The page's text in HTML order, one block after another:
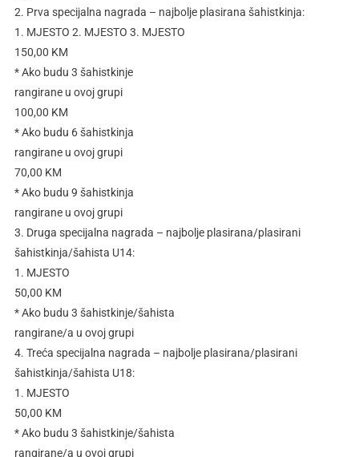
2. Prva specijalna nagrada – najbolje plasirana šahistkinja:
1. MJESTO 2. MJESTO 3. MJESTO
150,00 KM
* Ako budu 3 šahistkinje
rangirane u ovoj grupi
100,00 KM
* Ako budu 6 šahistkinja
rangirane u ovoj grupi
70,00 KM
* Ako budu 9 šahistkinja
rangirane u ovoj grupi
3. Druga specijalna nagrada – najbolje plasirana/plasirani
šahistkinja/šahista U14:
1. MJESTO
50,00 KM
* Ako budu 3 šahistkinje/šahista
rangirane/a u ovoj grupi
4. Treća specijalna nagrada – najbolje plasirana/plasirani
šahistkinja/šahista U18:
1. MJESTO
50,00 KM
* Ako budu 3 šahistkinje/šahista
rangirane/a u ovoj grupi